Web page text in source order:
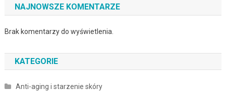
NAJNOWSZE KOMENTARZE
Brak komentarzy do wyświetlenia.
KATEGORIE
Anti-aging i starzenie skóry